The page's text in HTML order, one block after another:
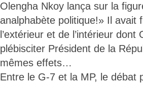
Olengha Nkoy lança sur la
analphabète politique!» Il avait
l’extérieur et de l’intérieur
plébisciter Président de la
mêmes effets…
Entre le G-7 et la MP, le débat